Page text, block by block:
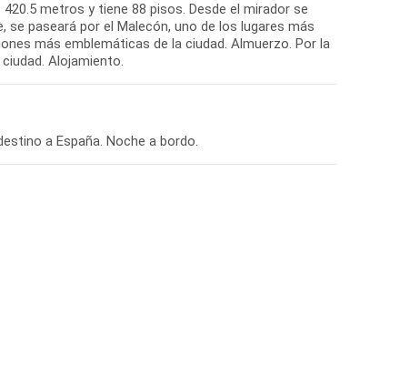
metros y tiene 88 pisos. Desde el mirador se
paseará por el Malecón, uno de los lugares más
más emblemáticas de la ciudad. Almuerzo. Por la